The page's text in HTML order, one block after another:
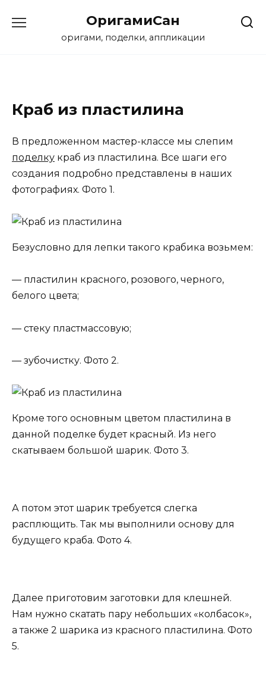
содержанию
ОригамиСан
оригами, поделки, аппликации
Краб из пластилина
В предложенном мастер-классе мы слепим
поделку краб из пластилина. Все шаги его
создания подробно представлены в наших
фотографиях. Фото 1.
Безусловно для лепки такого крабика возьмем:
— пластилин красного, розового, черного,
белого цвета;
— стеку пластмассовую;
— зубочистку. Фото 2.
Кроме того основным цветом пластилина в
данной поделке будет красный. Из него
скатываем большой шарик. Фото 3.
А потом этот шарик требуется слегка
расплющить. Так мы выполнили основу для
будущего краба. Фото 4.
Далее приготовим заготовки для клешней.
Нам нужно скатать пару небольших «колбасок»,
а также 2 шарика из красного пластилина. Фото
5.